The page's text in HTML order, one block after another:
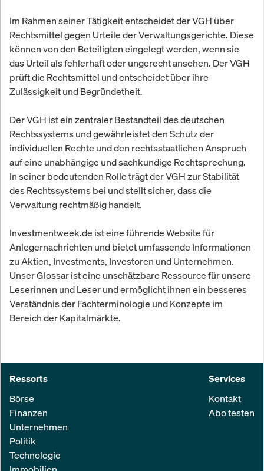
Im Rahmen seiner Tätigkeit entscheidet der VGH über
Rechtsmittel gegen Urteile der Verwaltungsgerichte. Diese
können von den Beteiligten eingelegt werden, wenn sie
das Urteil als fehlerhaft oder ungerecht ansehen. Der VGH
prüft die Rechtsmittel und entscheidet über ihre
Zulässigkeit und Begründetheit.
Der VGH ist ein zentraler Bestandteil des deutschen
Rechtssystems und gewährleistet den Schutz der
individuellen Rechte und den rechtsstaatlichen Anspruch
auf eine unabhängige und sachkundige Rechtsprechung.
In seiner bedeutenden Rolle trägt der VGH zur Stabilität
des Rechtssystems bei und stellt sicher, dass die
Verwaltung rechtmäßig handelt.
Investmentweek.de ist eine führende Website für
Anlegernachrichten und bietet umfassende Informationen
zu Aktien, Investments, Investoren und Unternehmen.
Unser Glossar ist eine unschätzbare Ressource für unsere
Leserinnen und Leser und ermöglicht ihnen ein besseres
Verständnis der Fachterminologie und Konzepte im
Bereich der Kapitalmärkte.
Ressorts
Börse
Finanzen
Unternehmen
Politik
Technologie
Services
Kontakt
Abo testen